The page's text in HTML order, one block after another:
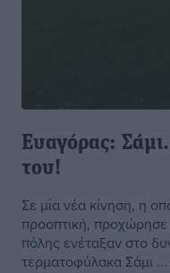
Ευαγόρας:
του!
Σε μία νέα κίνηση, η
προοπτική, προχώρησε
πόλης ενέταξαν στο
τερματοφύλακα Σάμι ...